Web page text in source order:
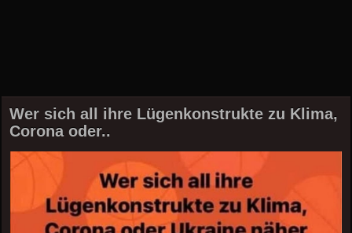
Wer sich all ihre Lügenkonstrukte zu Klima,
Corona oder..